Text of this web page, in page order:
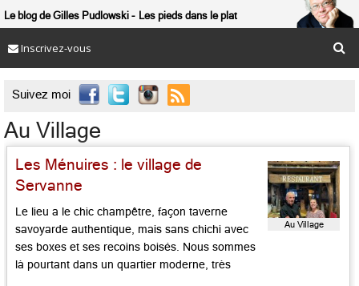
Le blog de Gilles Pudlowski Les pieds dans le plat
Inscrivez-vous
Suivez moi 
Au Village
Les Ménuires : le village de
Servanne
Le lieu a le chic champêtre, façon taverne
savoyarde authentique, mais sans chichi avec
ses boxes et ses recoins boisés. Nous sommes
là pourtant dans un quartier moderne, très
Au Village